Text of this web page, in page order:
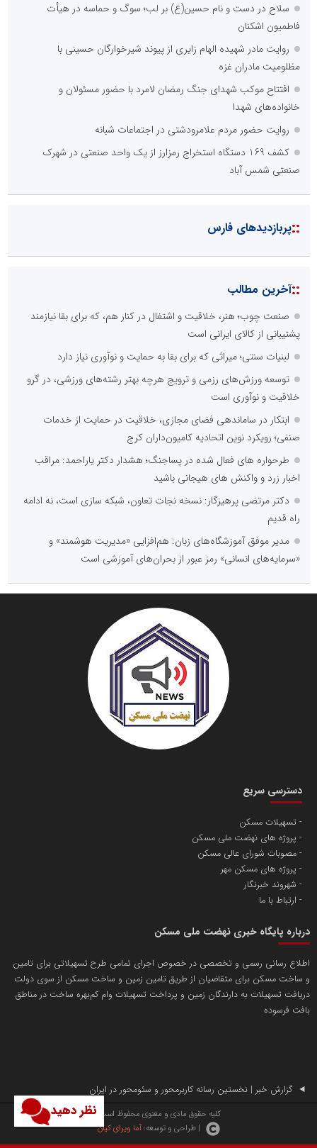
نظر دهید
سلاح در دست و نام حسین(ع) بر لب؛ سوگ و حماسه در هیأت
فاطمیون اشکنان
روایت مادر شهیده الهام زایری از پیوند شیرخوارگان حسینی با
مظلومیت مادران غزه
افتتاح موکب شهدای جنگ رمضان لامرد با حضور مسئولان و
خانواده‌های شهدا
روایت حضور مردم علامرودشتی در اجتماعات شبانه
کشف 169 دستگاه استخراج رمزارز از یک واحد صنعتی در شهرک
صنعتی شمس آباد
::پربازدیدهای فارس
::آخرین مطالب
صنعت چوب؛ هنر، خلاقیت و اشتغال در کنار هم، که برای بقا نیازمند
پشتیبانی از کالای ایرانی است
لبنیات سنتی؛ میراثی که برای بقا به حمایت و نوآوری نیاز دارد
توسعه ورزش‌های رزمی و ترویج هرچه بهتر رشته‌های ورزشی، در گرو
خلاقیت و نوآوری است
ابتکار در ساماندهی فضای مجازی، خلاقیت در حمایت از خدمات
صنفی؛ رویکرد نوین اتحادیه کامیون‌داران کرج
طرحواره های فعال شده در پساجنگ؛ هشدار دکتر یاراحمد: مراقب
اخبار زرد و واکنش های هیجانی باشید
دکتر مرتضی پرهیزگار: نسخه نجات تعاون، شبکه سازی است، نه ادامه
راه قدیم
مدیر موفق آموزشگاه‌های زبان: هم‌افزایی «مدیریت هوشمند» و
«سرمایه‌های انسانی» رمز عبور از بحران‌های آموزشی است
دسترسی سریع
تسهیلات مسکن
پروژه های نهضت ملی مسکن
مصوبات شورای عالی مسکن
پروژه های مسکن مهر
شهروند خبرنگار
ارتباط با ما
درباره پایگاه خبری نهضت ملی مسکن
اطلاع رسانی رسمی و تخصصی در خصوص اجرای تمامی طرح تسهیلاتی برای تامین
و ساخت مسکن برای متقاضیان از طریق تامین زمین و ساخت مسکن از سوی دولت
دریافت تسهیلات به دارندگان زمین و پرداخت تسهیلات وام کم‌بهره ساخت در مناطق
بافت فرسوده
گزارش خبر | نخستین رسانه کاربرمحور و سئومحور در ایران
کلیه حقوق مادی و معنوی محفوظ است.
| طراحی و توسعه: آما ویرای کیان